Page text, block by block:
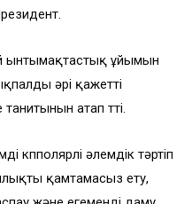
ұйымын
әрі қажетті
атап өтті.
көпполярлі әлемдік тәртіп
қамтамасыз ету,